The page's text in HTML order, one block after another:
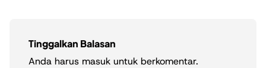
Tinggalkan Balasan
Anda harus masuk untuk berkomentar.